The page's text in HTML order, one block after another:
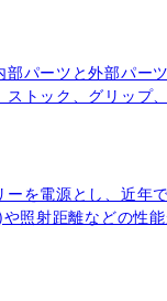
パーツと外部パ
トック、グリップ
を電源とし、近年
照射距離などの性